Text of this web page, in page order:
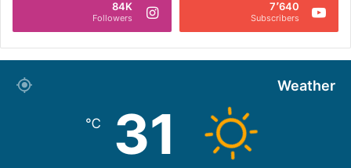
7٬640
Subscribers
84K
Followers
Weather
31
℃